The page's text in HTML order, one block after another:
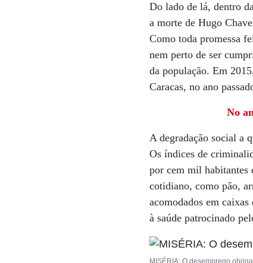
Do lado de lá, dentro
a morte de Hugo
Como toda promessa
nem perto de ser
da população. Em
Caracas, no ano
No
A degradação social a
Os índices de
por cem mil habitantes
cotidiano, como pão,
acomodados em
à saúde patrocinado
MISÉRIA: O desemprego